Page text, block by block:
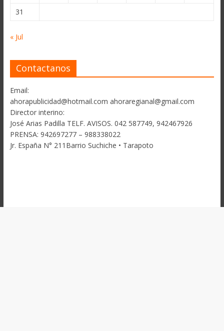
31
« Jul
Contactanos
Email:
ahorapublicidad@hotmail.com ahoraregianal@gmail.com
Director interino:
José Arias Padilla TELF. AVISOS. 042 587749, 942467926
PRENSA: 942697277 – 988338022
Jr. España N° 211Barrio Suchiche • Tarapoto